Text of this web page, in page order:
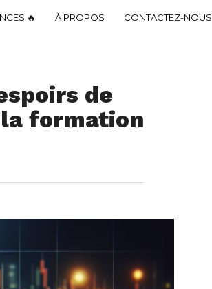
🔥 À PROPOS CONTACTEZ-NOUS
de
formation